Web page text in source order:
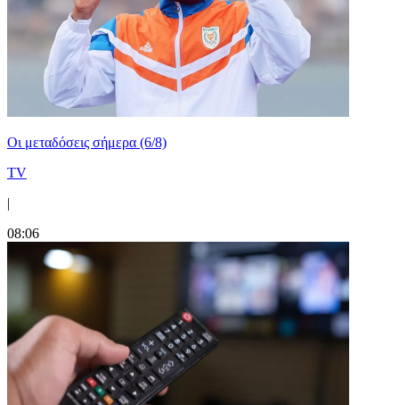
Οι μεταδόσεις σήμερα (6/8)
TV
|
08:06